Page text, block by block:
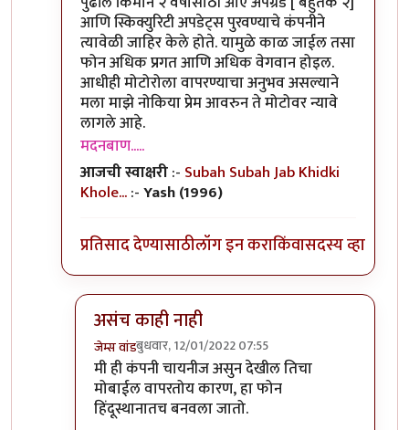
आणि स्किक्युरिटी अपडेट्स पुरवण्याचे कंपनीने
त्यावेळी जाहिर केले होते. यामुळे काळ जाईल तसा
फोन अधिक प्रगत आणि अधिक वेगवान होइल.
आधीही मोटोरोला वापरण्याचा अनुभव असल्याने
मला माझे नोकिया प्रेम आवरुन ते मोटोवर न्यावे
लागले आहे.
मदनबाण.....
आजची स्वाक्षरी:- Subah Subah Jab Khidki
Khole...:-Yash (1996)
प्रतिसाद देण्यासाठीलॉग इन कराकिंवासदस्य व्हा
असंच काही नाही
जेम्स वांडबुधवार, 12/01/2022 07:55
In reply toया फोन बद्दल तुमचा review काय
मी ही कंपनी चायनीज असुन देखील तिचा
मोबाईल वापरतोय कारण, हा फोन
हिंदूस्थानातच बनवला जातो.